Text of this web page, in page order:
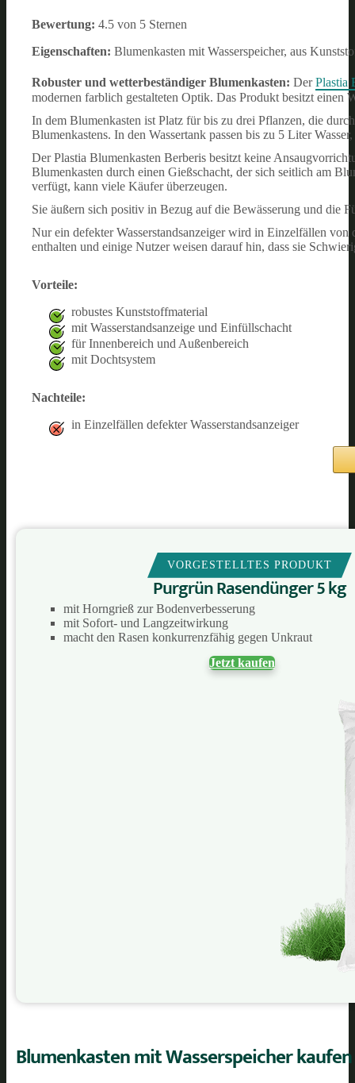
Bewertung: 4.5 von 5 Sternen
Eigenschaften: Blumenkasten mit Wasserspeicher, aus
Robuster und wetterbeständiger Blumenkasten: DerPlastia
modernen farblich gestalteten Optik. Das Produkt besitzt einen
In dem Blumenkasten ist Platz für bis zu drei Pflanzen, die
Blumenkastens. In den Wassertank passen bis zu 5 Liter
Der Plastia Blumenkasten Berberis besitzt keine
Blumenkasten durch einen Gießschacht, der sich seitlich am
verfügt, kann viele Käufer überzeugen.
Sie äußern sich positiv in Bezug auf die Bewässerung und die
Nur ein defekter Wasserstandsanzeiger wird in Einzelfällen
enthalten und einige Nutzer weisen darauf hin, dass sie
Vorteile:
robustes Kunststoffmaterial
mit Wasserstandsanzeige und Einfüllschacht
für Innenbereich und Außenbereich
mit Dochtsystem
Nachteile:
in Einzelfällen defekter Wasserstandsanzeiger
VORGESTELLTES PRODUKT
Purgrün Rasendünger 5 kg
mit Horngrieß zur Bodenverbesserung
mit Sofort- und Langzeitwirkung
macht den Rasen konkurrenzfähig gegen Unkraut
Jetzt kaufen
Blumenkasten mit Wasserspeicher